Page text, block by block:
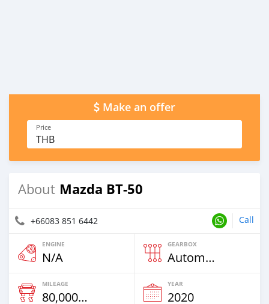
Make an offer
Price
THB
About Mazda BT-50
+66083 851 6442 Call
ENGINE
N/A
GEARBOX
Automatic
MILEAGE
80,000 Km
YEAR
2020